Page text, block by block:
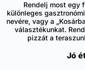
Rendelj most egy
különleges
nevére, vagy a
választékunkat.
pizzát a
Jó